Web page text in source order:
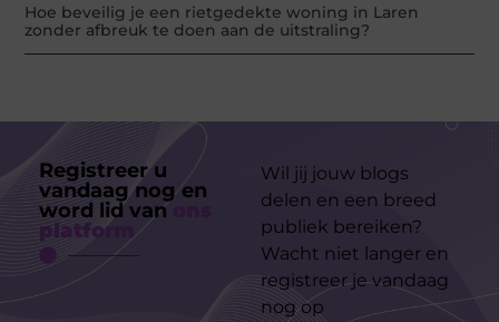
Hoe beveilig je een rietgedekte woning in Laren
zonder afbreuk te doen aan de uitstraling?
Registreer u
vandaag nog en
word lid van
platform
Wil jij jouw blogs
delen en een breed
publiek bereiken?
Wacht niet langer en
registreer je vandaag
nog op